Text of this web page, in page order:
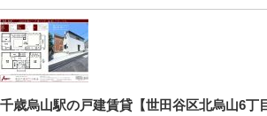
千歳烏山駅の戸建賃貸【世田谷区北烏山6丁